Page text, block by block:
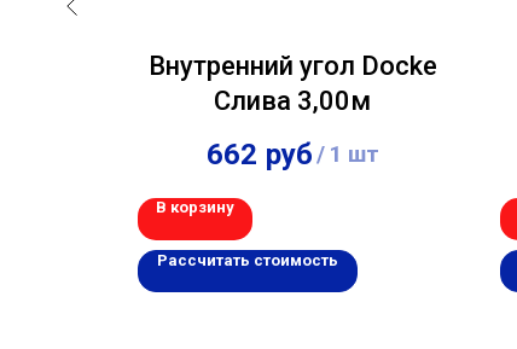
Внутренний угол Docke
Слива 3,00м
662 руб/ 1 шт
В корзину
Рассчитать стоимость